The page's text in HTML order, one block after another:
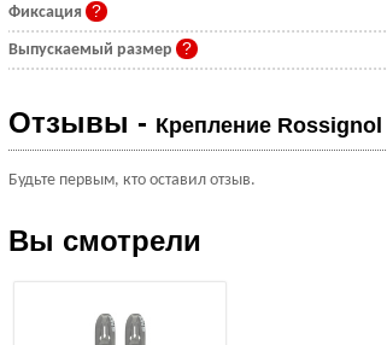
Фиксация
Выпускаемый размер
Отзывы - Крепление Rossignol
Будьте первым, кто оставил отзыв.
Вы смотрели